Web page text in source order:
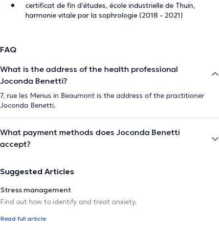
certificat de fin d'études, école industrielle de Thuin,
harmonie vitale par la sophrologie (2018 - 2021)
FAQ
What is the address of the health professional
Joconda Benetti?
7, rue les Menus in Beaumont is the address of the practitioner
Joconda Benetti.
What payment methods does Joconda Benetti
accept?
Suggested Articles
Stress management
Find out how to identify and treat anxiety.
Read full article